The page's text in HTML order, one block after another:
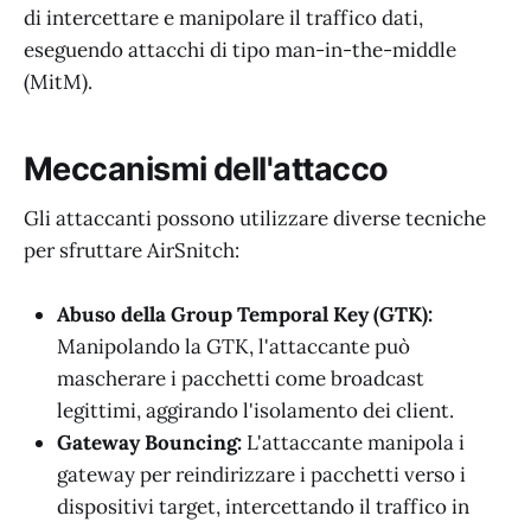
di intercettare e manipolare il traffico dati,
eseguendo attacchi di tipo man-in-the-middle
(MitM).
Meccanismi dell'attacco
Gli attaccanti possono utilizzare diverse tecniche
per sfruttare AirSnitch:
Abuso della Group Temporal Key (GTK):
Manipolando la GTK, l'attaccante può
mascherare i pacchetti come broadcast
legittimi, aggirando l'isolamento dei client.
Gateway Bouncing: L'attaccante manipola i
gateway per reindirizzare i pacchetti verso i
dispositivi target, intercettando il traffico in